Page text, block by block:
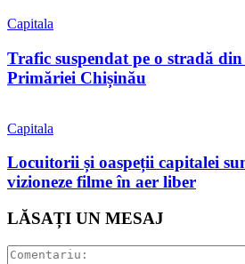
Capitala
Trafic suspendat pe o stradă
Primăriei Chișinău
Capitala
Locuitorii și oaspeții capitalei
vizioneze filme în aer liber
LĂSAȚI UN MESAJ